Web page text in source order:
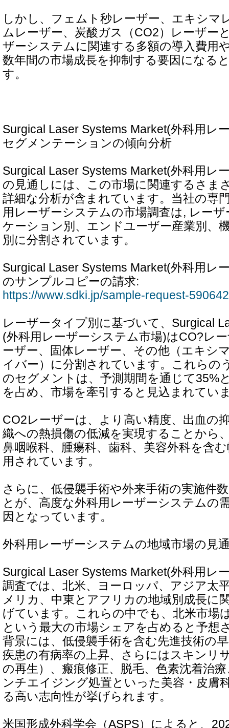
しかし、フェムト秒レーザー、エキシマ
ムレーザー、炭酸ガス（CO2）レーザー
ザーシステムに関連する多額の導入費用
数年間の市場成長を抑制する要因になる
す。
Surgical Laser Systems Market(外科用レ
セグメンテーションの傾向分析
Surgical Laser Systems Market(外科用レ
の見通しには、この市場に関連するさま
詳細な分析が含まれています。当社の専
用レーザーシステムの市場調査は, レー
ケーション別、エンドユーザー産業別、
別に分割されています。
Surgical Laser Systems Market(外科用レ
のサンプルコピーの請求:
https://www.sdki.jp/sample-request-
レーザータイプ別に基づいて、Surgical
(外科用レーザーシステム市場)はCO?レ
ーザー、固体レーザー、その他（エキシ
イバー）に分割されています。これらの
のセグメントは、予測期間を通じて35%
を占め、市場を牽引すると見込まれてい
CO2レーザーは、より高い精度、出血の
織への熱損傷の低減を実現することから
鼻咽喉科、腫瘍科、歯科、美容外科を含
用されています。
さらに、低侵襲手術や外来手術の実施件
とが、高度な外科用レーザーシステムの
因となっています。
外科用レーザーシステムの地域市場の見
Surgical Laser Systems Market(外科用レ
調査では、北米、ヨーロッパ、アジア太
メリカ、中東とアフリカの地域別成長に
げています。これらの中でも、北米市場
という最大の市場シェアを占めると予想
背景には、低侵襲手術を含む先進技術の
疾患の有病率の上昇、さらにはスキンリ
の再生）、瘢痕修正、脱毛、色素沈着治
ンチエイジング処置といった美容・皮膚
る高い志向性が挙げられます。
米国形成外科学会（ASPS）によると、